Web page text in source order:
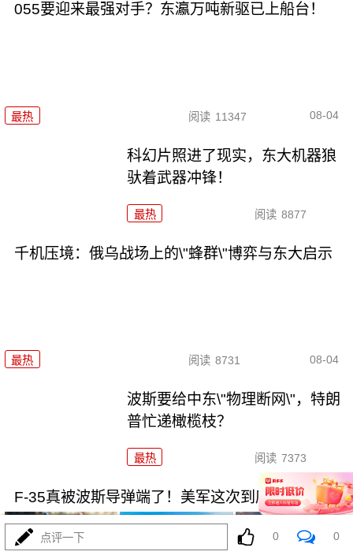
055要迎来最强对手？东瀛万吨新驱已上船台！
最热 阅读 11347 08-04
科幻片照进了现实，东大机器狼
驮着武器冲锋！
最热 阅读 8877
千机压境：俄乌战场上的\"蜂群\"博弈与东大启示
最热 阅读 8731 08-04
波斯要给中东\"物理断网\"，特朗
普忙递橄榄枝？
最热 阅读 7373
F-35真被波斯导弹端了！美军这次到底输在哪
点评一下 0 0